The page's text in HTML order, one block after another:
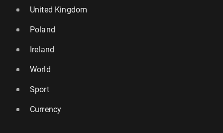
United Kingdom
Poland
Ireland
World
Sport
Currency